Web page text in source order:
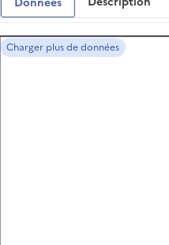
Charger plus de données